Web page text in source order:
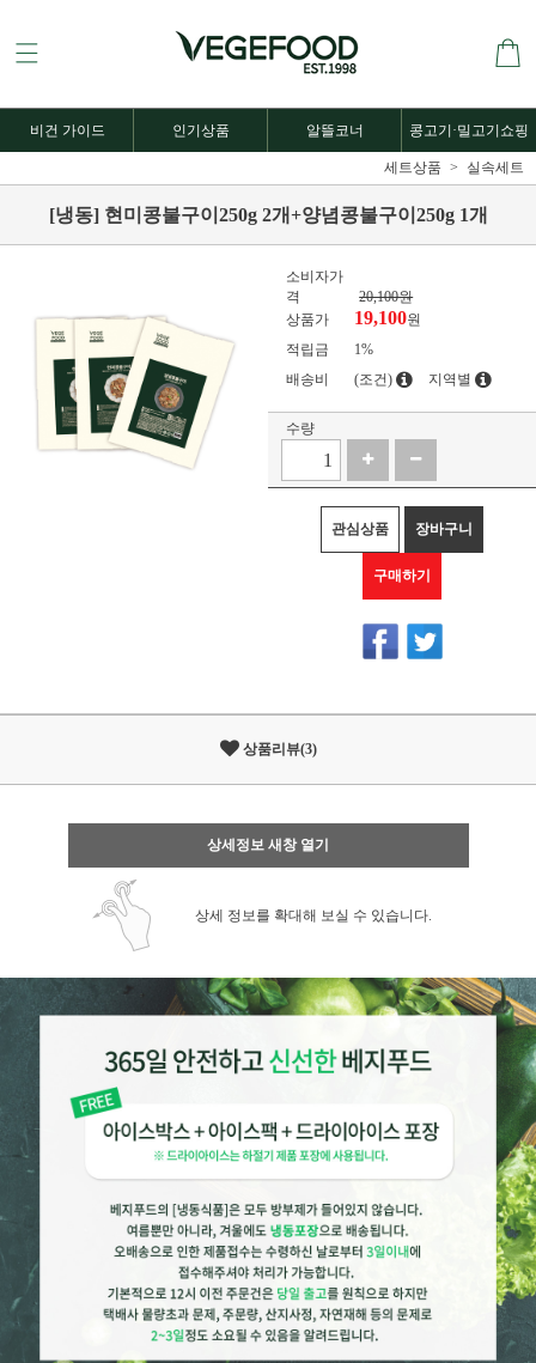
비건 가이드 인기상품 알뜰코너 콩고기·밀고기쇼핑
세트상품 실속세트
[냉동] 현미콩불구이250g 2개+양념콩불구이250g 1개
소비자가
격
20,100원
상품가
19,100원
적립금
1%
배송비
(조건) 지역별
수량
관심상품 장바구니
구매하기
상품리뷰(3)
상세정보 새창 열기
상세 정보를 확대해 보실 수 있습니다.